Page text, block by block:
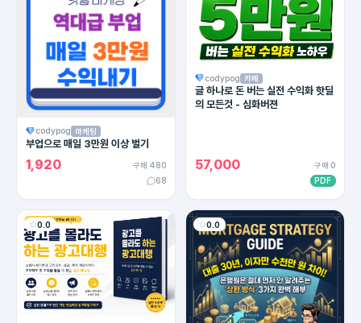
codypog 마케팅
부업으로 매일 3만원 이상 벌기
1,920
구매 480
68
codypog 카페
글 하나로 돈 버는 실전 수익화 핫딜
의 모든것 - 심화버젼
57,000
구매 0
PDF
0.0 0.0